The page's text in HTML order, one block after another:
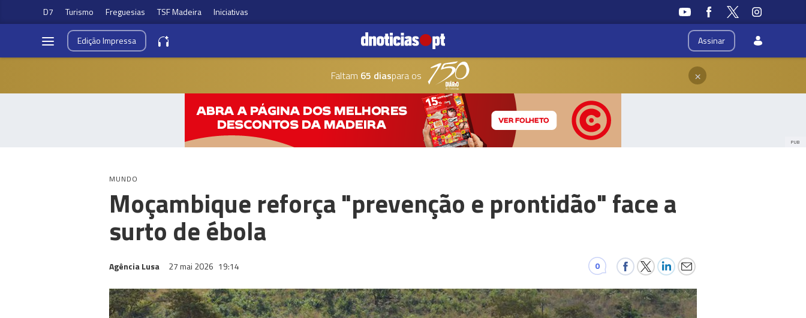
D7 Turismo Freguesias TSF Madeira Iniciativas
Assinar
EdiçãoImpressa
Faltam 65 diaspara os ×
PUB
MUNDO
Moçambique reforça "prevenção e prontidão" face a
surto de ébola
Agência Lusa 27 mai 2026 19:14 0